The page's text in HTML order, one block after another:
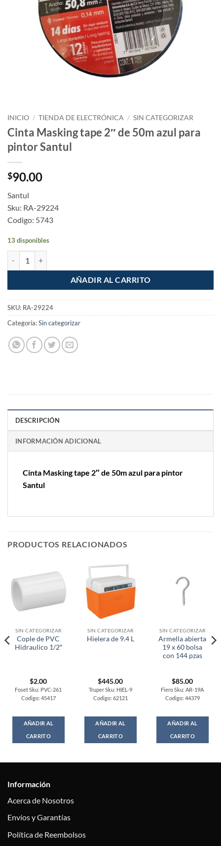
INICIO / TIENDA DE ELECTRÓNICA / SIN CATEGORIZAR
Cinta Masking tape 2″ de 50m azul para
pintor Santul
$90.00
Santul
Sku: RA-29224
Codigo: 5743
13 disponibles
AÑADIR AL CARRITO
SKU: RA-29224
Categoría:Sin categorizar
DESCRIPCIÓN
INFORMACIÓN ADICIONAL
Cinta Masking tape 2″ de 50m azul para pintor
Santul
PRODUCTOS RELACIONADOS
SIN CATEGORIZAR
Cople de PVC
Hidraulico 1/2″
$2.00
Foset Sku: PVC-261
Codigo: 45417
AÑADIR AL
CARRITO
SIN CATEGORIZAR
Hielera de 9.4 L
$445.00
Truper Sku: HIEL-9
Codigo: 62121
AÑADIR AL
CARRITO
SIN CATEGORIZAR
Armella abierta
19 x 60 bolsa
con 144 pzas
$85.00
Fiero Sku: AR-19A
Codigo: 44379
AÑADIR AL
CARRITO
Información
Acerca de Nosotros
Envíos y Garantías
Política de Reembolsos